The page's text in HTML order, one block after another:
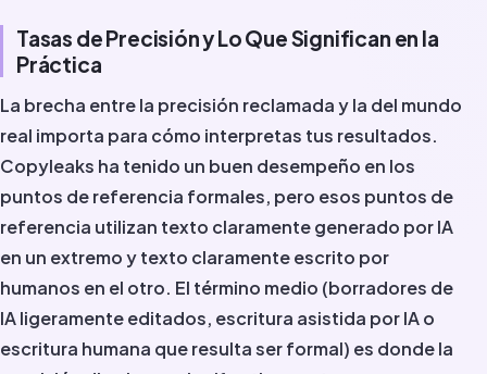
Tasas de Precisión y Lo Que Significan en la
Práctica
La brecha entre la precisión reclamada y la del mundo
real importa para cómo interpretas tus resultados.
Copyleaks ha tenido un buen desempeño en los
puntos de referencia formales, pero esos puntos de
referencia utilizan texto claramente generado por IA
en un extremo y texto claramente escrito por
humanos en el otro. El término medio (borradores de
IA ligeramente editados, escritura asistida por IA o
escritura humana que resulta ser formal) es donde la